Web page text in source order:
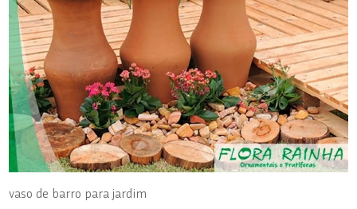
vaso de barro para jardim